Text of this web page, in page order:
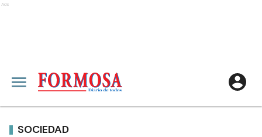
Ads
SOCIEDAD